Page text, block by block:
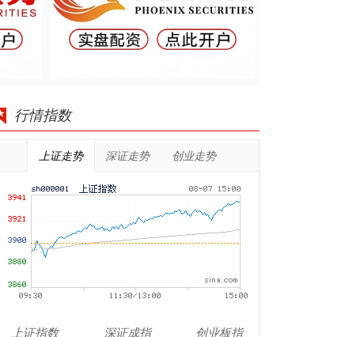
行情指数
上证走势 深证走势 创业走势
上证指数
深证成指
创业板指